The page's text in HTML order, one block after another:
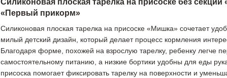
Силиконовая плоская тарелка на присоске без
«Первый прикорм»
Силиконовая плоская тарелка на присоске «Мишка» сочетает
милый детский дизайн, который делает процесс кормления
Благодаря форме, похожей на взрослую тарелку, ребенку легче
самостоятельному питанию, а низкие бортики удобны для еды
присоска помогает фиксировать тарелку на поверхности и